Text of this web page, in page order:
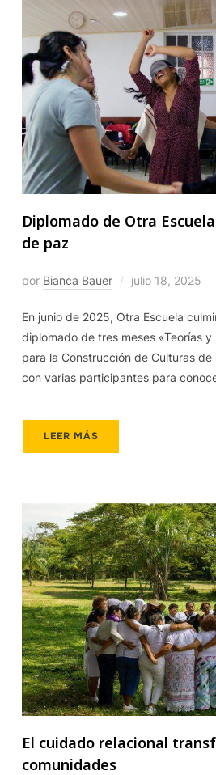
Diplomado de Otra
de paz
por Bianca Bauer julio 18, 2025
En junio de 2025, Otra Escuela
diplomado de tres meses «Teorías
para la Construcción de Culturas de
con varias participantes para
LEER MÁS
El cuidado relacional
comunidades